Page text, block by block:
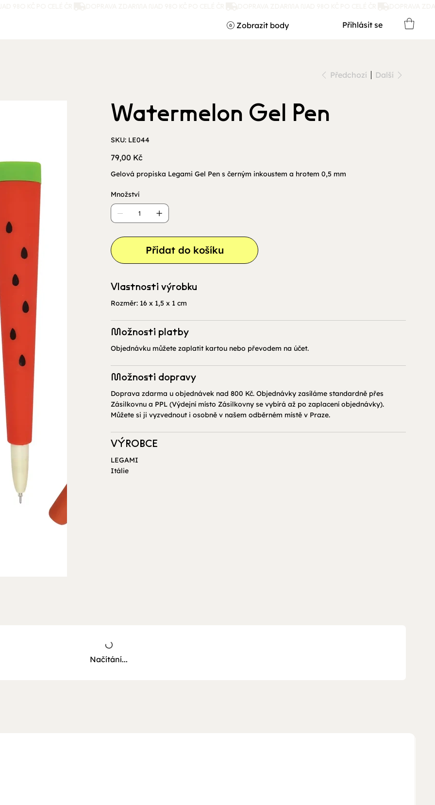
Přihlásit se
Zobrazit body
Předchozí Další
Watermelon Gel Pen
SKU: SKU
LE044
LE044
Cena
79,00 Kč
Gelová propiska Legami Gel Pen s černým inkoustem a hrotem 0,5 mm
Množství
Přidat do košíku
Vlastnosti výrobku
Rozměr: 16 x 1,5 x 1 cm
Možnosti platby
Objednávku můžete zaplatit kartou nebo převodem na účet.
Možnosti dopravy
Doprava zdarma u objednávek nad 800 Kč. Objednávky zasíláme standardně přes
Zásilkovnu a PPL (Výdejní místo Zásilkovny se vybírá až po zaplacení objednávky).
Můžete si ji vyzvednout i osobně v našem odběrném místě v Praze.
VÝROBCE
LEGAMI
Itálie
Načítání...